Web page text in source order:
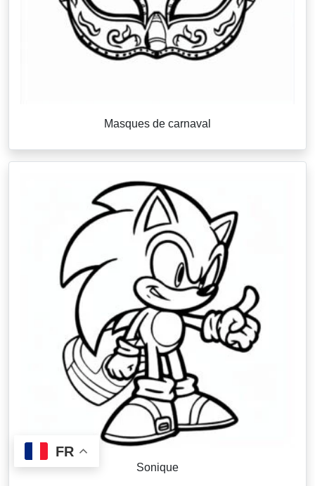
Masques de carnaval
Sonique
FR